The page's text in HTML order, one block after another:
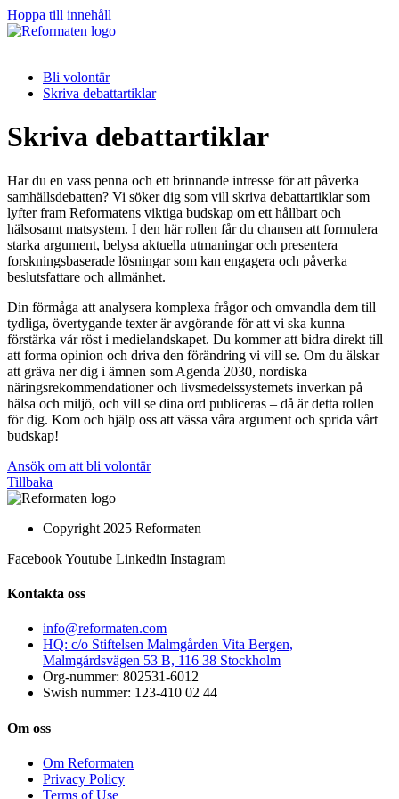
Hoppa till innehåll
Bli volontär
Skriva debattartiklar
Skriva debattartiklar
Har du en vass penna och ett brinnande intresse för att påverka
samhällsdebatten? Vi söker dig som vill skriva debattartiklar som
lyfter fram Reformatens viktiga budskap om ett hållbart och
hälsosamt matsystem. I den här rollen får du chansen att formulera
starka argument, belysa aktuella utmaningar och presentera
forskningsbaserade lösningar som kan engagera och påverka
beslutsfattare och allmänhet.
Din förmåga att analysera komplexa frågor och omvandla dem till
tydliga, övertygande texter är avgörande för att vi ska kunna
förstärka vår röst i medielandskapet. Du kommer att bidra direkt till
att forma opinion och driva den förändring vi vill se. Om du älskar
att gräva ner dig i ämnen som Agenda 2030, nordiska
näringsrekommendationer och livsmedelssystemets inverkan på
hälsa och miljö, och vill se dina ord publiceras – då är detta rollen
för dig. Kom och hjälp oss att vässa våra argument och sprida vårt
budskap!
Ansök om att bli volontär
Tillbaka
Copyright 2025 Reformaten
FacebookYoutube Linkedin Instagram
Kontakta oss
info@reformaten.com​
HQ: c/o Stiftelsen Malmgården Vita Bergen,
Malmgårdsvägen 53 B, 116 38 Stockholm
Org-nummer: 802531-6012
Swish nummer: 123-410 02 44
Om oss
Om Reformaten
Privacy Policy
Terms of Use